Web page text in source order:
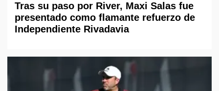
Tras su paso por River, Maxi Salas fue
presentado como flamante refuerzo de
Independiente Rivadavia